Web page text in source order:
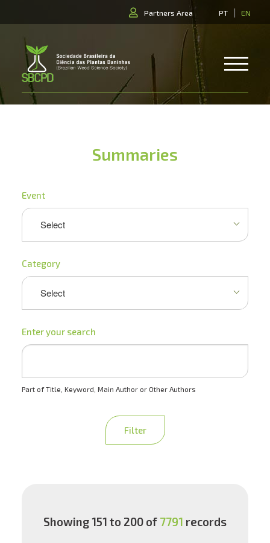
PT| EN
Partners Area
Summaries
Event
Category
Enter your search
Part of Title, Keyword, Main Author or Other Authors
Filter
Showing 151 to 200 of 7791 records